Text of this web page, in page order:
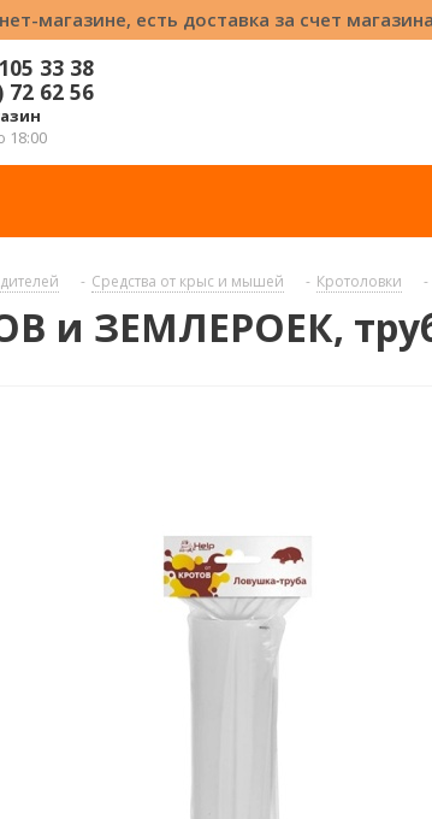
магазине, есть доставка за счет
33 38
72 62 56
18:00
- Средства от крыс и мышей - Кротоловки -
и ЗЕМЛЕРОЕК,